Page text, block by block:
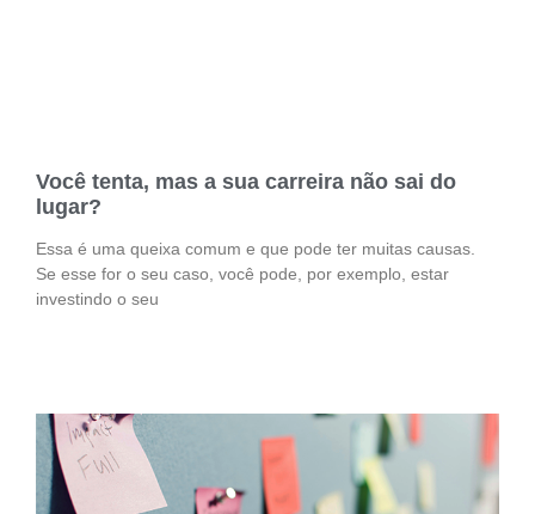
Você tenta, mas a sua carreira não sai do
lugar?
Essa é uma queixa comum e que pode ter muitas causas.
Se esse for o seu caso, você pode, por exemplo, estar
investindo o seu